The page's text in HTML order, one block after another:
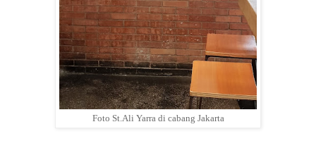
Foto St.Ali Yarra di cabang Jakarta